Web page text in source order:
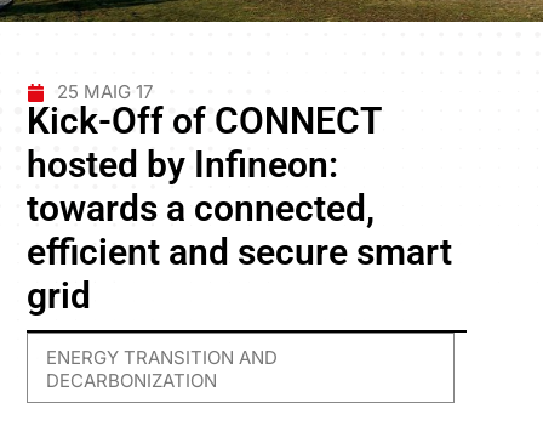
25 MAIG 17
Kick-Off of CONNECT
hosted by Infineon:
towards a connected,
efficient and secure smart
grid
ENERGY TRANSITION AND
DECARBONIZATION